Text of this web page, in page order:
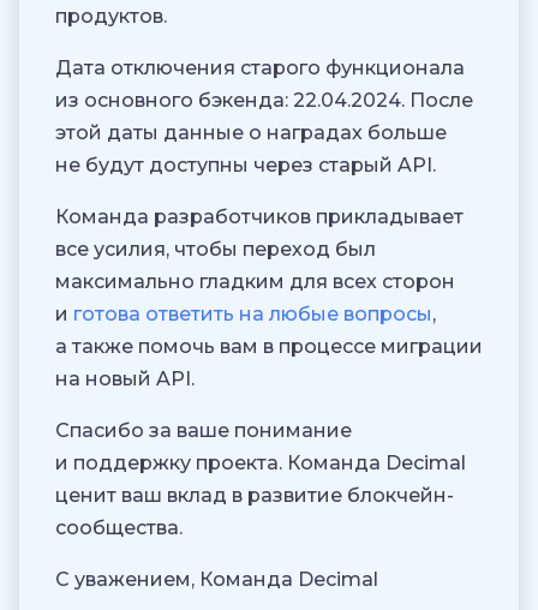
продуктов.
Дата отключения старого функционала
из основного бэкенда: 22.04.2024. После
этой даты данные о наградах больше
не будут доступны через старый API.
Команда разработчиков прикладывает
все усилия, чтобы переход был
максимально гладким для всех сторон
и готова ответить на любые вопросы,
а также помочь вам в процессе миграции
на новый API.
Спасибо за ваше понимание
и поддержку проекта. Команда Decimal
ценит ваш вклад в развитие блокчейн-
сообщества.
С уважением, Команда Decimal